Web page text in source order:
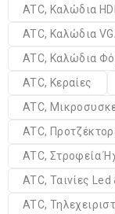
ATC, Καλώδια
ATC, Καλώδια
ATC, Καλώδια
ATC, Κεραίες
ATC,
ATC,
ATC, Στροφεία
ATC, Ταινίες
ATC,